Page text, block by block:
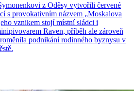
z Oděsy vytvořili červené
s provokativním názvem „Moskalova
vznikem stojí místní sládci i
Raven, příběh ale zároveň
podnikání rodinného byznysu v